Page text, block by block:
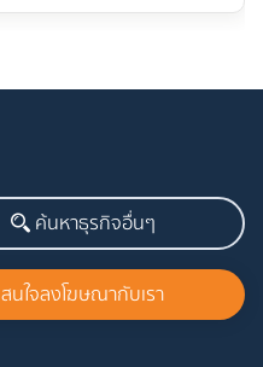
ค้นหาธุรกิจอื่นๆ
สนใจลงโฆษณากับเรา